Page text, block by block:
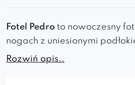
Fotel Pedro to nowoczesny
nogach z uniesionymi
funkcjonalność, komfort i styl.
Rozwiń opis..